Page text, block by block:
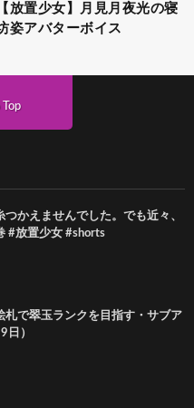
【放置少女】月見月夜光の寝
姿アバターボイス
Top
つかえませんでした。でも近々、
#放置少女 #shorts
札で翠玉ランクを目指す・サブア
日）